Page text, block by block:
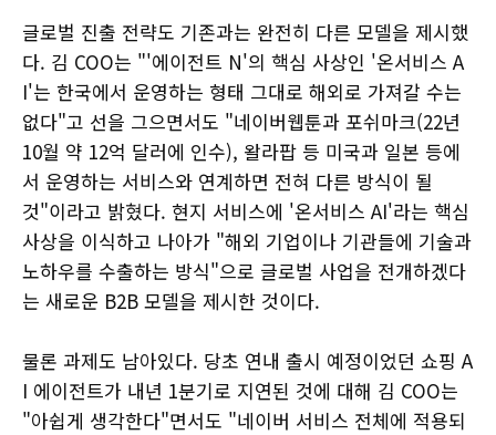
글로벌 진출 전략도 기존과는 완전히 다른 모델을 제시했
다. 김 COO는 "'에이전트 N'의 핵심 사상인 '온서비스 A
I'는 한국에서 운영하는 형태 그대로 해외로 가져갈 수는
없다"고 선을 그으면서도 "네이버웹툰과 포쉬마크(22년
10월 약 12억 달러에 인수), 왈라팝 등 미국과 일본 등에
서 운영하는 서비스와 연계하면 전혀 다른 방식이 될
것"이라고 밝혔다. 현지 서비스에 '온서비스 AI'라는 핵심
사상을 이식하고 나아가 "해외 기업이나 기관들에 기술과
노하우를 수출하는 방식"으로 글로벌 사업을 전개하겠다
는 새로운 B2B 모델을 제시한 것이다.
물론 과제도 남아있다. 당초 연내 출시 예정이었던 쇼핑 A
I 에이전트가 내년 1분기로 지연된 것에 대해 김 COO는
"아쉽게 생각한다"면서도 "네이버 서비스 전체에 적용되